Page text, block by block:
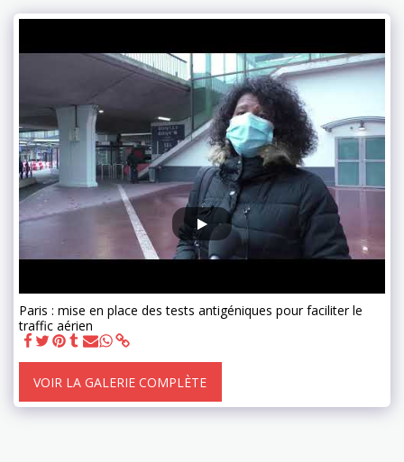
Paris : mise en place des tests antigéniques pour faciliter le
traffic aérien
VOIR LA GALERIE COMPLÈTE